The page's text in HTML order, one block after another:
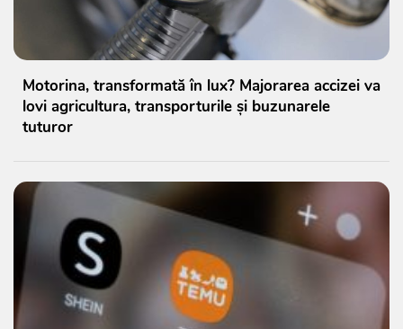
Motorina, transformată în lux? Majorarea accizei va
lovi agricultura, transporturile și buzunarele
tuturor